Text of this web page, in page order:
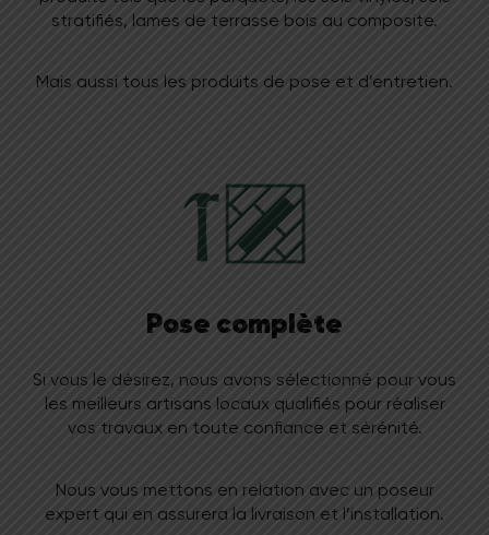
stratifiés, lames de terrasse bois au composite.
Mais aussi tous les produits de pose et d’entretien.
Pose complète
Si vous le désirez, nous avons sélectionné pour vous
les meilleurs artisans locaux qualifiés pour réaliser
vos travaux en toute confiance et sérénité.
Nous vous mettons en relation avec un poseur
expert qui en assurera la livraison et l’installation.